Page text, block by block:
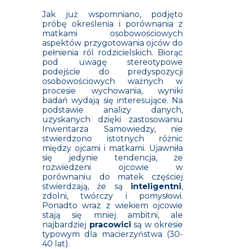
Jak już wspomniano, podjęto
próbę określenia i porównania z
matkami osobowościowych
aspektów przygotowania ojców do
pełnienia ról rodzicielskich. Biorąc
pod uwagę stereotypowe
podejście do predyspozycji
osobowościowych ważnych w
procesie wychowania, wyniki
badań wydają się interesujące. Na
podstawie analizy danych,
uzyskanych dzięki zastosowaniu
Inwentarza Samowiedzy, nie
stwierdzono istotnych różnic
między ojcami i matkami. Ujawniła
się jedynie tendencja, że
rozwiedzeni ojcowie w
porównaniu do matek częściej
stwierdzają, że są inteligentni,
zdolni, twórczy i pomysłowi.
Ponadto wraz z wiekiem ojcowie
stają się mniej ambitni, ale
najbardziej pracowici są w okresie
typowym dla macierzyństwa (30-
40 lat).